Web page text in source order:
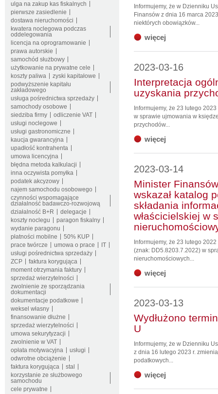
ulga na zakup kas fiskalnych
pierwsze zasiedlenie
dostawa nieruchomości
kwatera noclegowa podczas
oddelegowania
licencja na oprogramowanie
prawa autorskie
samochód służbowy
użytkowanie na prywatne cele
koszty paliwa
zyski kapitałowe
podwyższenie kapitału
zakładowego
usługa pośrednictwa sprzedaży
samochody osobowe
siedziba firmy
odliczenie VAT
usługi noclegowe
usługi gastronomiczne
kaucja gwarancyjna
upadłość kontrahenta
umowa licencyjna
błędna metoda kalkulacji
inna oczywista pomyłka
podatek akcyzowy
najem samochodu osobowego
czynności wspomagające
działalność badawczo-rozwojową
działalność B+R
delegacje
koszty noclegu
paragon fiskalny
wydanie paragonu
płatności mobilne
50% KUP
prace twórcze
umowa o prace
IT
usługi pośrednictwa sprzedaży
ZCP
faktura korygująca
moment otrzymania faktury
sprzedaż wierzytelności
zwolnienie ze sporządzania
dokumentacji
dokumentacje podatkowe
weksel własny
finansowanie dłużne
sprzedaż wierzytelności
umowa sekurytyzacji
zwolnienie w VAT
opłata motywacyjna
usługi
odwrotne obciążenie
faktura korygująca
stal
korzystanie ze służbowego
samochodu
cele prywatne
Informujemy, że w Dzienniku
Finansów z dnia 16 marca
niektórych obowiązków...
więcej
2023-03-16
Interpretacja
uzyskania
Informujemy, że 23 lutego
w sprawie ujmowania w
przychodów...
więcej
2023-03-14
Minister
wskazał katalog
składania
właścicielskiej w
Informujemy, że 23 lutego
(znak: DD5.8203.7.2022) w
nieruchomościowych...
więcej
2023-03-13
Wydłużono
U
Informujemy, że w Dzienniku
z dnia 16 lutego 2023 r.
podatkowych...
więcej